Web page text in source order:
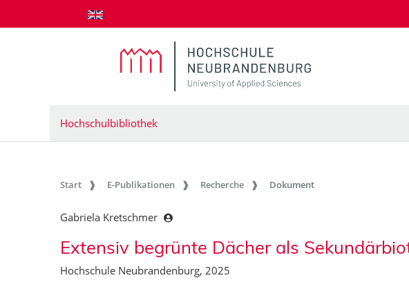
zum Inhalt springen
Hochschulbibliothek
Start E-Publikationen Recherche Dokument
Gabriela Kretschmer
Extensiv begrünte Dächer als
Hochschule Neubrandenburg, 2025